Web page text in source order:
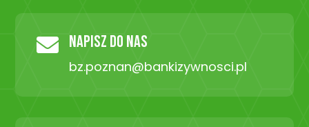
 NAPISZ DO NAS
bz.poznan@bankizywnosci.pl